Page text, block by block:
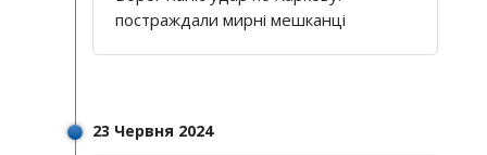
постраждали мирні мешканці
23 Червня 2024